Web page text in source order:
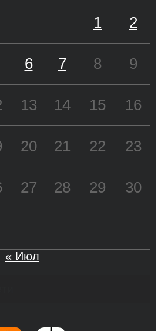
1 2
6 7 8 9
13 14 15 16
20 21 22 23
27 28 29 30
« Июл